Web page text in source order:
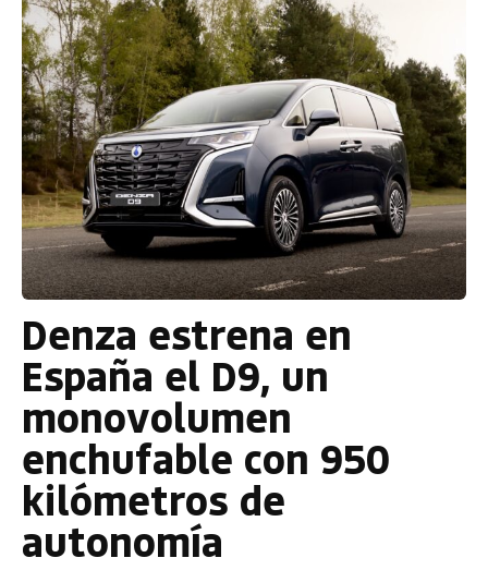
Denza estrena en
España el D9, un
monovolumen
enchufable con 950
kilómetros de
autonomía